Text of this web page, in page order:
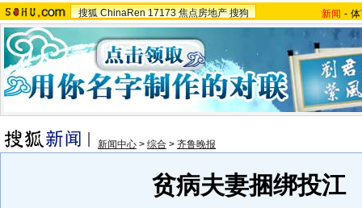
搜狐 ChinaRen 17173 焦点房地产 搜狗 新闻 -
新闻中心 > 综合 > 齐鲁晚报
贫病夫妻捆绑投江